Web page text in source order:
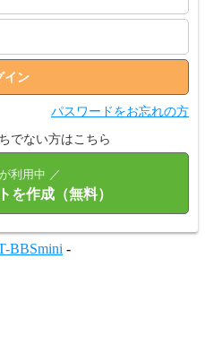
パスワードをお忘れの方
でない方はこちら
利用中 ／
を作成（無料）
BBSmini -